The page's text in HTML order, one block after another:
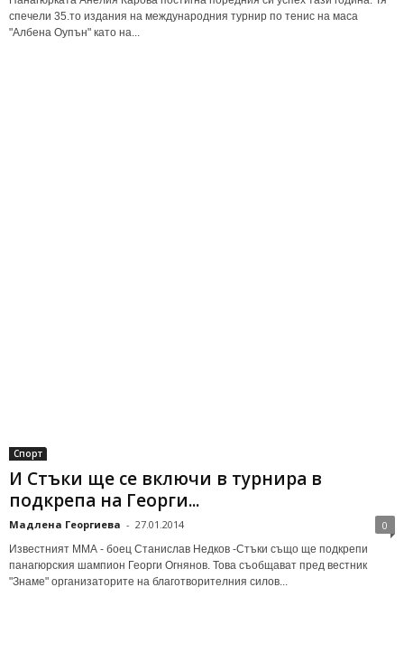
спечели 35.то издания на международния турнир по тенис на маса
"Албена Оупън" като на...
Спорт
И Стъки ще се включи в турнира в
подкрепа на Георги...
Мадлена Георгиева - 27.01.2014 0
Известният ММА - боец Станислав Недков -Стъки също ще подкрепи
панагюрския шампион Георги Огнянов. Това съобщават пред вестник
"Знаме" организаторите на благотворителния силов...